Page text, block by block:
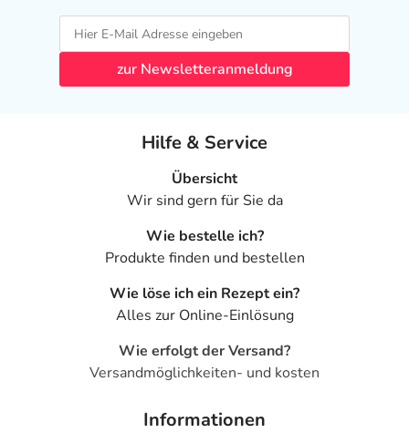
zur Newsletteranmeldung
Hilfe & Service
Übersicht
Wir sind gern für Sie da
Wie bestelle ich?
Produkte finden und bestellen
Wie löse ich ein Rezept ein?
Alles zur Online-Einlösung
Wie erfolgt der Versand?
Versandmöglichkeiten- und kosten
Informationen